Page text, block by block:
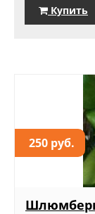
Купить
250 руб.